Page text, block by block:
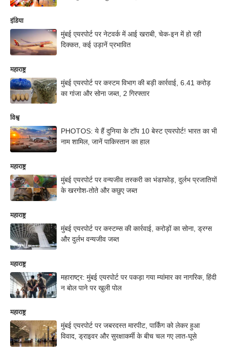
इंडिया
मुंबई एयरपोर्ट पर नेटवर्क में आई खराबी, चेक-इन में हो रही
दिक्कत, कई उड़ानें प्रभावित
महाराष्ट्र
मुंबई एयरपोर्ट पर कस्टम विभाग की बड़ी कार्रवाई, 6.41 करोड़
का गांजा और सोना जब्त, 2 गिरफ्तार
विश्व
PHOTOS: ये हैं दुनिया के टॉप 10 बेस्ट एयरपोर्ट! भारत का भी
नाम शामिल, जानें पाकिस्तान का हाल
महाराष्ट्र
मुंबई एयरपोर्ट पर वन्यजीव तस्करी का भंडाफोड़, दुर्लभ प्रजातियों
के खरगोश-तोते और कछुए जब्त
महाराष्ट्र
मुंबई एयरपोर्ट पर कस्टम्स की कार्रवाई, करोड़ों का सोना, ड्रग्स
और दुर्लभ वन्यजीव जब्त
महाराष्ट्र
महाराष्ट्र: मुंबई एयरपोर्ट पर पकड़ा गया म्यांमार का नागरिक, हिंदी
न बोल पाने पर खुली पोल
महाराष्ट्र
मुंबई एयरपोर्ट पर जबरदस्त मारपीट, पार्किंग को लेकर हुआ
विवाद, ड्राइवर और सुरक्षाकर्मी के बीच चल गए लात-घूसे